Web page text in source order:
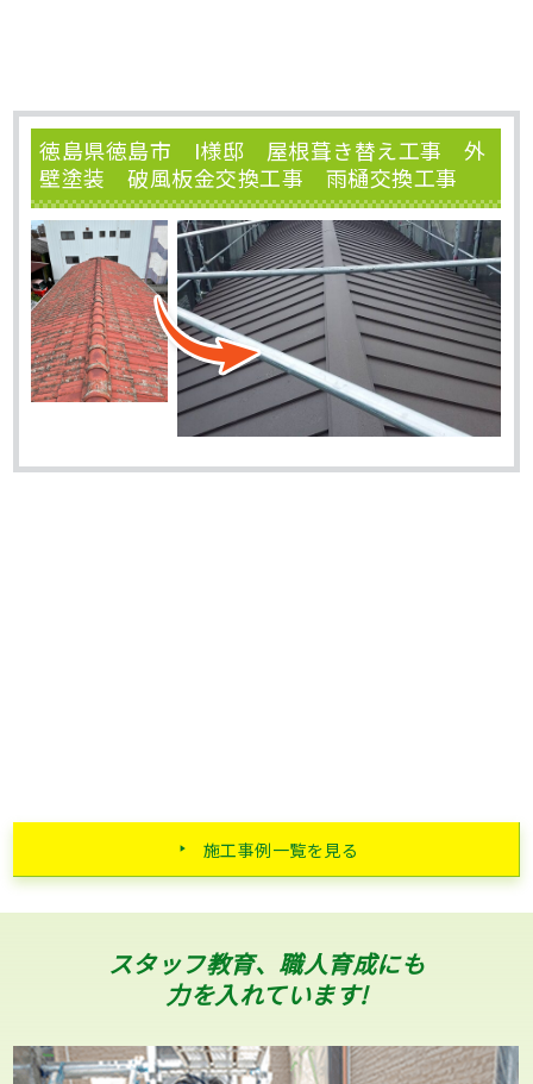
徳島県徳島市 I様邸 屋根葺き替え工事 外
壁塗装 破風板金交換工事 雨樋交換工事
施工事例一覧を見る
スタッフ教育、職人育成にも
力を入れています!